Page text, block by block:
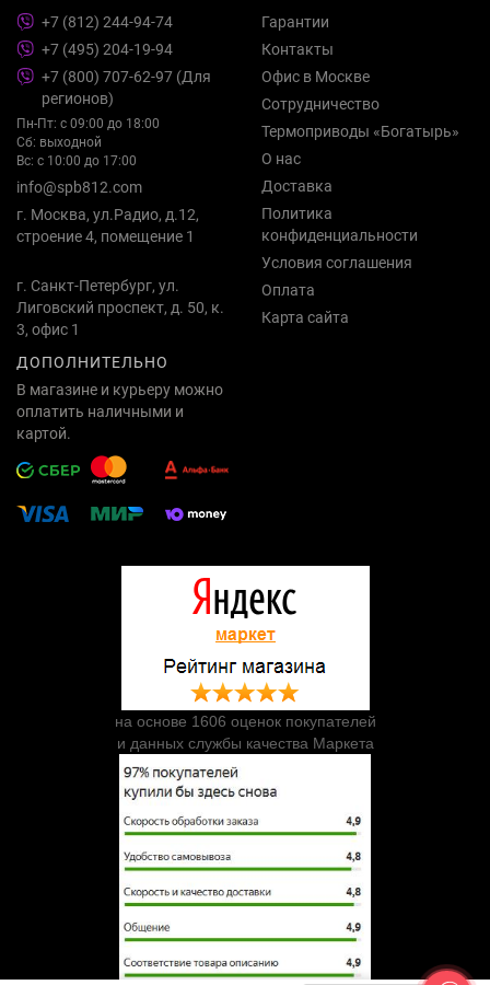
+7 (812) 244-94-74
+7 (495) 204-19-94
+7 (800) 707-62-97 (Для
регионов)
Пн-Пт: с 09:00 до 18:00
Сб: выходной
Вс: с 10:00 до 17:00
info@spb812.com
г. Москва, ул.Радио, д.12,
строение 4, помещение 1
г. Санкт-Петербург, ул.
Лиговский проспект, д. 50, к.
3, офис 1
Гарантии
Контакты
Офис в Москве
Сотрудничество
Термоприводы «Богатырь»
О нас
Доставка
Политика
конфиденциальности
Условия соглашения
Оплата
Карта сайта
ДОПОЛНИТЕЛЬНО
В магазине и курьеру можно
оплатить наличными и
картой.
на основе 1606 оценок покупателей
и данных службы качества Маркета